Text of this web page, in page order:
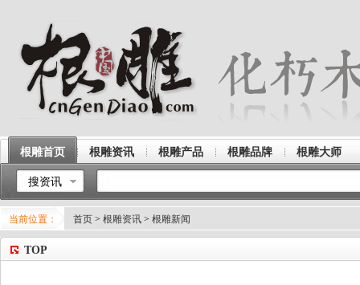
根雕首页 根雕资讯 根雕产品 根雕品牌 根雕大师
搜资讯
当前位置： 首页 > 根雕资讯 > 根雕新闻
TOP